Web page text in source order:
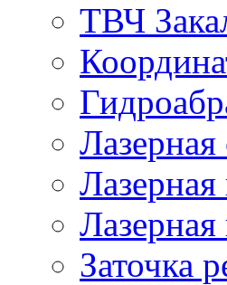
ТВЧ
Лазерная
Лазерная
Лазерная
Заточка